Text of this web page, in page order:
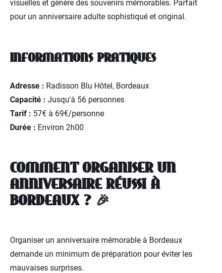
visuelles et génère des souvenirs mémorables. Parfait
pour un anniversaire adulte sophistiqué et original.
INFORMATIONS PRATIQUES
Adresse : Radisson Blu Hôtel, Bordeaux
Capacité : Jusqu'à 56 personnes
Tarif : 57€ à 69€/personne
Durée : Environ 2h00
COMMENT ORGANISER UN
ANNIVERSAIRE RÉUSSI À
BORDEAUX ? 🎉
Organiser un anniversaire mémorable à Bordeaux
demande un minimum de préparation pour éviter les
mauvaises surprises.